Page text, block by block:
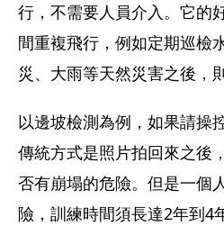
行，不需要人員介入。它的
間重複飛行，例如定期巡檢
災、大雨等天然災害之後，
以邊坡檢測為例，如果請操
傳統方式是照片拍回來之後
否有崩塌的危險。但是一個
險，訓練時間須長達2年到4